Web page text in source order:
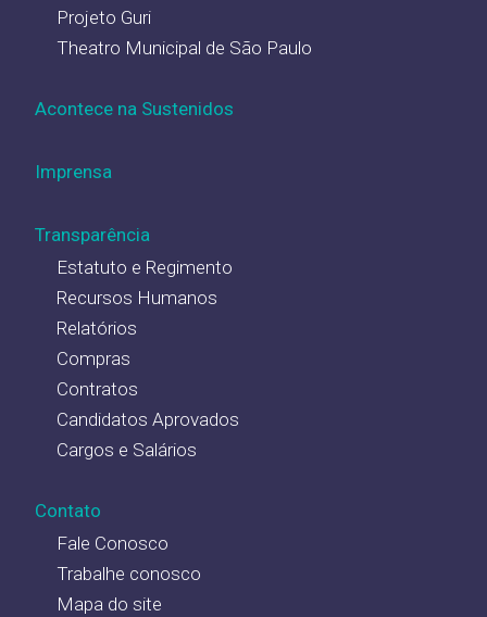
Projeto Guri
Theatro Municipal de São Paulo
Acontece na Sustenidos
Imprensa
Transparência
Estatuto e Regimento
Recursos Humanos
Relatórios
Compras
Contratos
Candidatos Aprovados
Cargos e Salários
Contato
Fale Conosco
Trabalhe conosco
Mapa do site